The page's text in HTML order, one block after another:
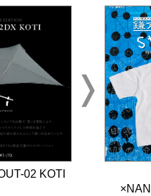
02 KOTI